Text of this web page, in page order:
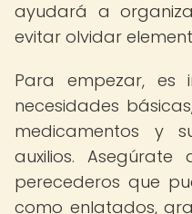
ayudará a
evitar olvidar
Para empezar, es
necesidades
medicamentos y
auxilios.
perecederos que
como enlatados,